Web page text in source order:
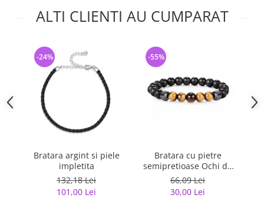
ALTI CLIENTI AU CUMPARAT
Bratara argint si piele
impletita
132,18 Lei
101,00 Lei
-24%
Bratara cu pietre
semipretioase Ochi de
Tigru
66,09 Lei
30,00 Lei
-55%